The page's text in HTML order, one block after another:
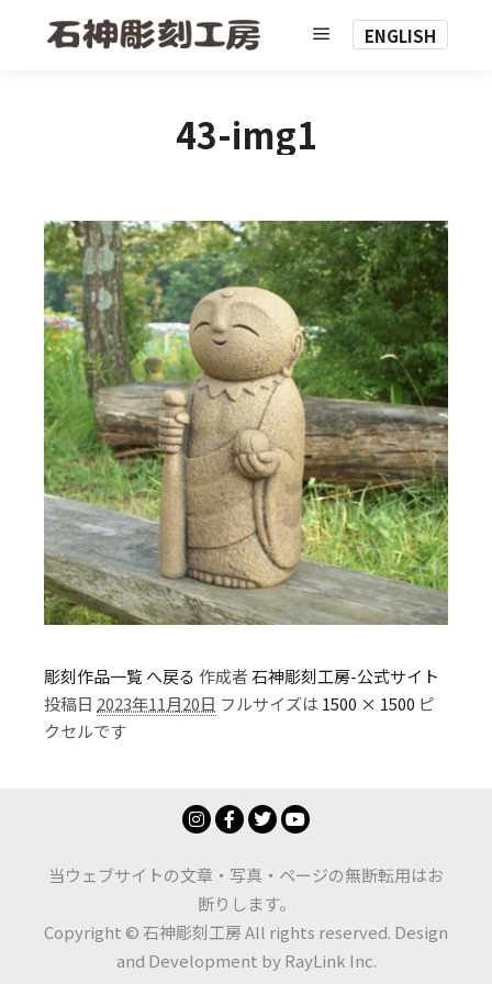
ENGLISH
43-img1
彫刻作品一覧 へ戻る 作成者石神彫刻工房-公式サイト
投稿日 2023年11月20日 フルサイズは 1500 × 1500 ピ
クセルです
当ウェブサイトの文章・写真・ページの無断転用はお
断りします。
Copyright © 石神彫刻工房 All rights reserved. Design
and Development byRayLink Inc.